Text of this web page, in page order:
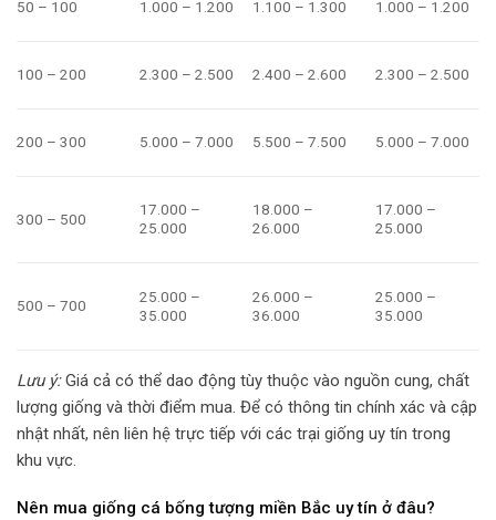
50 – 100 1.000 – 1.200 1.100 – 1.300 1.000 – 1.200
100 – 200 2.300 – 2.500 2.400 – 2.600 2.300 – 2.500
200 – 300 5.000 – 7.000 5.500 – 7.500 5.000 – 7.000
300 – 500
17.000 –
25.000
18.000 –
26.000
17.000 –
25.000
500 – 700
25.000 –
35.000
26.000 –
36.000
25.000 –
35.000
Lưu ý:Giá cả có thể dao động tùy thuộc vào nguồn cung, chất
lượng giống và thời điểm mua. Để có thông tin chính xác và cập
nhật nhất, nên liên hệ trực tiếp với các trại giống uy tín trong
khu vực.
Nên mua giống cá bống tượng miền Bắc uy tín ở đâu?